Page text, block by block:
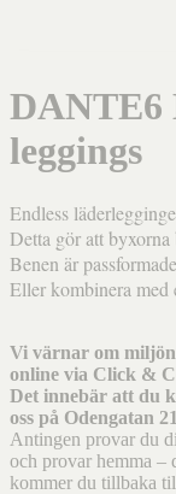
DANTE6
leggings
Endless
Detta gör att
Benen är
Eller kombinera med
Vi värnar om
online via Click &
Det innebär att du
oss på Odengatan
Antingen provar du
och provar hemma –
kommer du tillbaka